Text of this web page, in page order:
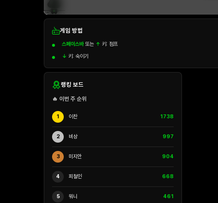
게임 방법
스페이스바또는 ↑ 키: 점프
↓ 키: 숙이기
랭킹 보드
🔥 이번 주 순위
1 이찬 1738
2 비상 997
3 미지안 904
4 피철인 668
5 워니 461